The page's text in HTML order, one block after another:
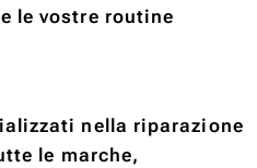
le vostre routine
nella riparazione
le marche,